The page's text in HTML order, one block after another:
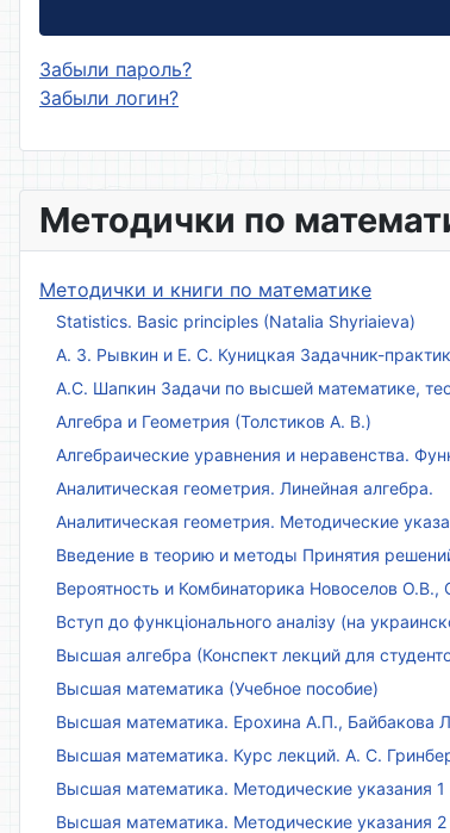
Методички по
Методички и книги по математике
Statistics. Basic principles (Natalia Shyriaieva)
А. З. Рывкин и Е. С. Куницкая Задачник-
А.С. Шапкин Задачи по высшей математике,
Алгебра и Геометрия (Толстиков А. В.)
Алгебраические уравнения и неравенства.
Аналитическая геометрия. Линейная алгебра.
Аналитическая геометрия. Методические
Введение в теорию и методы Принятия
Вероятность и Комбинаторика Новоселов О.В.,
Вступ до функціонального аналізу (на
Высшая алгебра (Конспект лекций для
Высшая математика (Учебное пособие)
Высшая математика. Ерохина А.П., Байбакова
Высшая математика. Курс лекций. А. С.
Высшая математика. Методические указания
Высшая математика. Методические указания
Забыли пароль?
Забыли логин?